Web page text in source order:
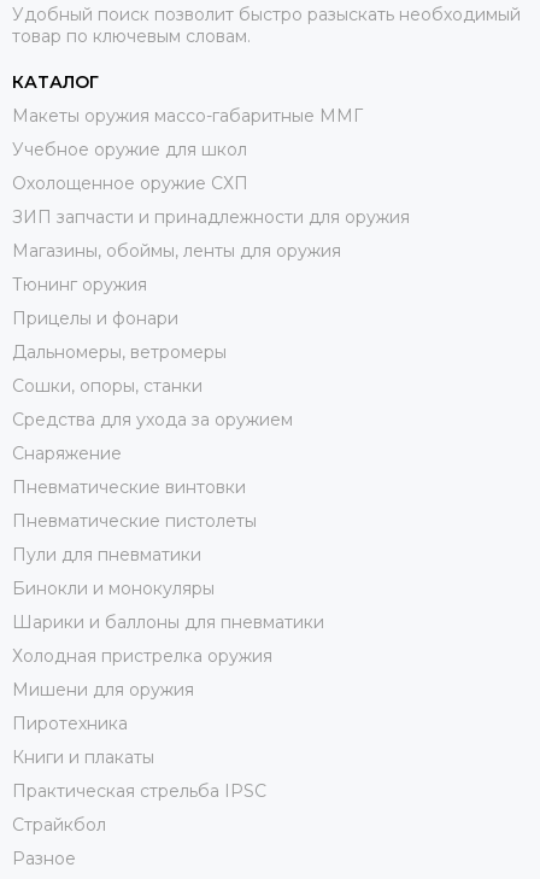
Удобный поиск позволит быстро разыскать необходимый
товар по ключевым словам.
КАТАЛОГ
Макеты оружия массо-габаритные ММГ
Учебное оружие для школ
Охолощенное оружие СХП
ЗИП запчасти и принадлежности для оружия
Магазины, обоймы, ленты для оружия
Тюнинг оружия
Прицелы и фонари
Дальномеры, ветромеры
Сошки, опоры, станки
Средства для ухода за оружием
Снаряжение
Пневматические винтовки
Пневматические пистолеты
Пули для пневматики
Бинокли и монокуляры
Шарики и баллоны для пневматики
Холодная пристрелка оружия
Мишени для оружия
Пиротехника
Книги и плакаты
Практическая стрельба IPSC
Страйкбол
Разное